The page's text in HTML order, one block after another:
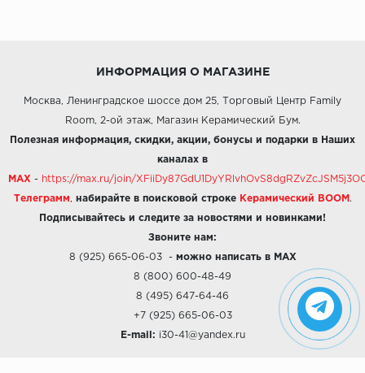
ИНФОРМАЦИЯ О МАГАЗИНЕ
Москва, Ленинградское шоссе дом 25, Торговый Центр Family
Room, 2-ой этаж, Магазин Керамический Бум.
Полезная информация, скидки, акции, бонусы и подарки в Наших
каналах в
MAX - https://max.ru/join/
Телеграмм набирайте в поисковой строке Керамический BOOM .
Подписывайтесь и следите за новостями и новинками!
Звоните нам:
8 (925) 665-06-03- можно написать в MAX
8 (800) 600-48-49
8 (495) 647-64-46
+7 (925) 665-06-03
E-mail: i30-41@yandex.ru